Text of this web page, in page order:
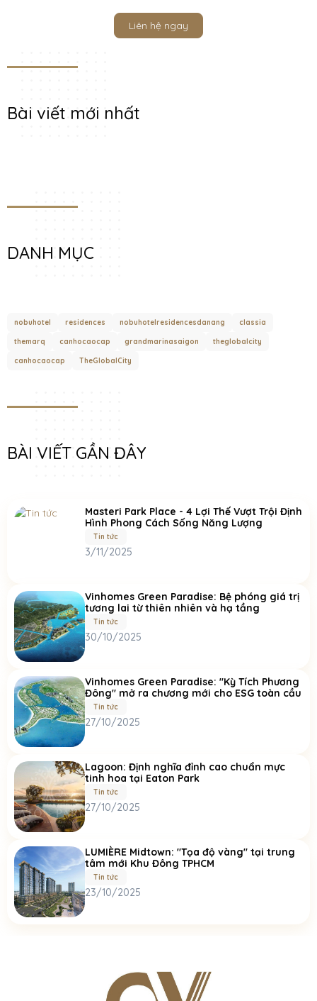
Liên hệ ngay
Bài viết mới nhất
DANH MỤC
nobuhotel residences nobuhotelresidencesdanang classia
themarq canhocaocap grandmarinasaigon theglobalcity
canhocaocap TheGlobalCity
BÀI VIẾT GẦN ĐÂY
Masteri Park Place - 4 Lợi Thế Vượt Trội Định
Hình Phong Cách Sống Năng Lượng
Tin tức
3/11/2025
Vinhomes Green Paradise: Bệ phóng giá trị
tương lai từ thiên nhiên và hạ tầng
Tin tức
30/10/2025
Vinhomes Green Paradise: "Kỳ Tích Phương
Đông" mở ra chương mới cho ESG toàn cầu
Tin tức
27/10/2025
Lagoon: Định nghĩa đỉnh cao chuẩn mực
tinh hoa tại Eaton Park
Tin tức
27/10/2025
LUMIÈRE Midtown: "Tọa độ vàng" tại trung
tâm mới Khu Đông TPHCM
Tin tức
23/10/2025